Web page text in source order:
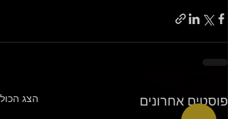
פוסטים אחרונים הצג הכול